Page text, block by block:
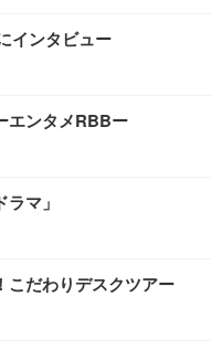
インタビュー
エンタメRBBー
マ」
こだわりデスクツアー